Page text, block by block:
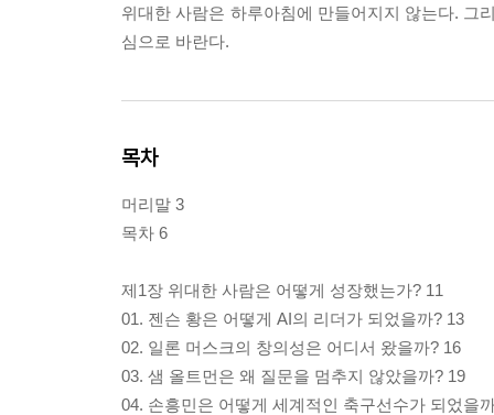
위대한 사람은 하루아침에 만들어지지 않는다. 그
심으로 바란다.
목차
머리말 3
목차 6
제1장 위대한 사람은 어떻게 성장했는가? 11
01. 젠슨 황은 어떻게 AI의 리더가 되었을까? 13
02. 일론 머스크의 창의성은 어디서 왔을까? 16
03. 샘 올트먼은 왜 질문을 멈추지 않았을까? 19
04. 손흥민은 어떻게 세계적인 축구선수가 되었을